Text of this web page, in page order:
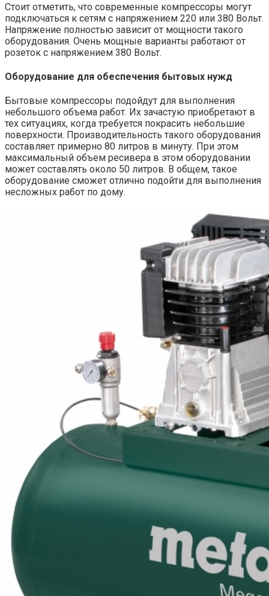
Стоит отметить, что современные компрессоры могут
подключаться к сетям с напряжением 220 или 380 Вольт.
Напряжение полностью зависит от мощности такого
оборудования. Очень мощные варианты работают от
розеток с напряжением 380 Вольт.
Оборудование для обеспечения бытовых нужд
Бытовые компрессоры подойдут для выполнения
небольшого объема работ. Их зачастую приобретают в
тех ситуациях, когда требуется покрасить небольшие
поверхности. Производительность такого оборудования
составляет примерно 80 литров в минуту. При этом
максимальный объем ресивера в этом оборудовании
может составлять около 50 литров. В общем, такое
оборудование сможет отлично подойти для выполнения
несложных работ по дому.